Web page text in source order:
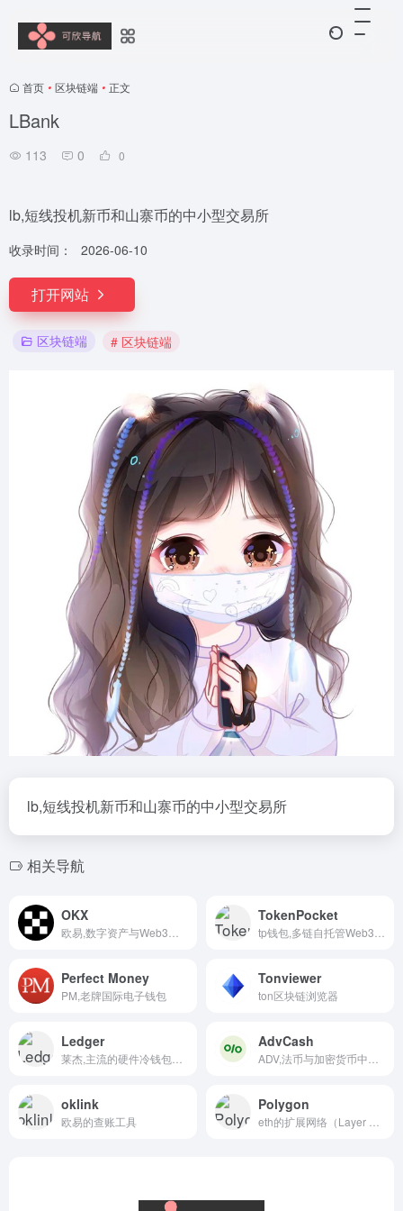
首页 • 区块链端 • 正文
LBank
113 0 0
lb,短线投机新币和山寨币的中小型交易所
收录时间： 2026-06-10
打开网站
区块链端 # 区块链端
lb,短线投机新币和山寨币的中小型交易所
相关导航
OKX TokenPocket
Perfect Money
PM,老牌国际电子钱包
Tonviewer
ton区块链浏览器
Ledger AdvCash
oklink
欧易的查账工具
Polygon